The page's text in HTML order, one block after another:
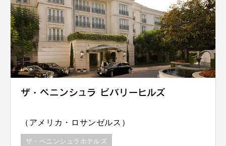
ザ・ペニンシュラ ビバリーヒルズ
（アメリカ・ロサンゼルス）
ザ・ペニンシュラホテルズ